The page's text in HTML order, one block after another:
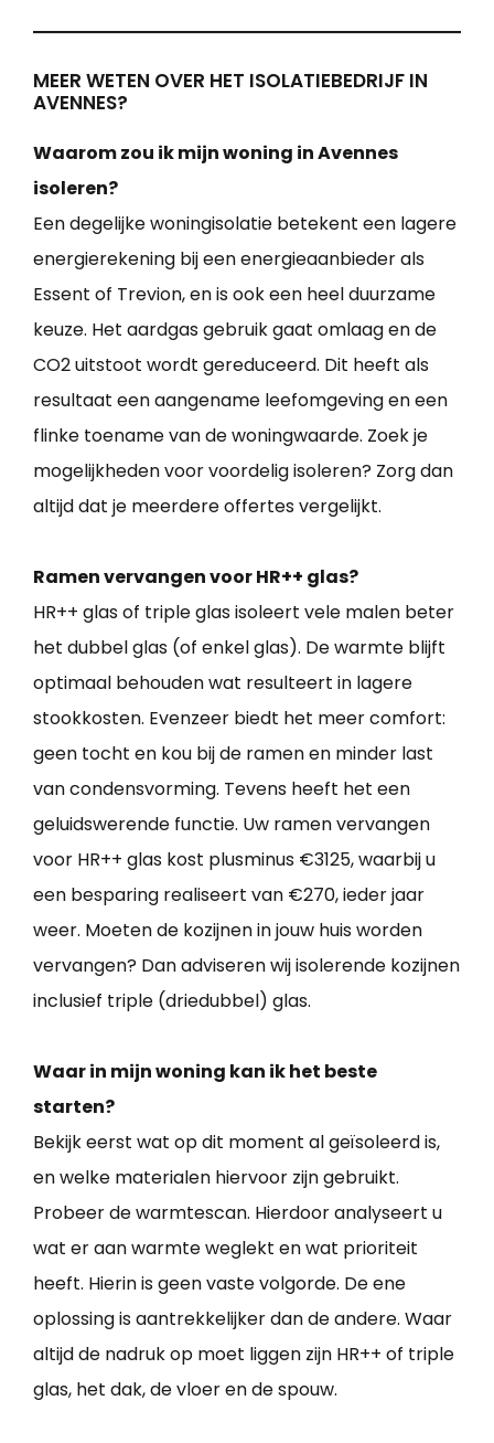
MEER WETEN OVER HET ISOLATIEBEDRIJF IN
AVENNES?
Waarom zou ik mijn woning in Avennes
isoleren?
Een degelijke woningisolatie betekent een lagere
energierekening bij een energieaanbieder als
Essent of Trevion, en is ook een heel duurzame
keuze. Het aardgas gebruik gaat omlaag en de
CO2 uitstoot wordt gereduceerd. Dit heeft als
resultaat een aangename leefomgeving en een
flinke toename van de woningwaarde. Zoek je
mogelijkheden voor voordelig isoleren? Zorg dan
altijd dat je meerdere offertes vergelijkt.
Ramen vervangen voor HR++ glas?
HR++ glas of triple glas isoleert vele malen beter
het dubbel glas (of enkel glas). De warmte blijft
optimaal behouden wat resulteert in lagere
stookkosten. Evenzeer biedt het meer comfort:
geen tocht en kou bij de ramen en minder last
van condensvorming. Tevens heeft het een
geluidswerende functie. Uw ramen vervangen
voor HR++ glas kost plusminus €3125, waarbij u
een besparing realiseert van €270, ieder jaar
weer. Moeten de kozijnen in jouw huis worden
vervangen? Dan adviseren wij isolerende kozijnen
inclusief triple (driedubbel) glas.
Waar in mijn woning kan ik het beste
starten?
Bekijk eerst wat op dit moment al geïsoleerd is,
en welke materialen hiervoor zijn gebruikt.
Probeer de warmtescan. Hierdoor analyseert u
wat er aan warmte weglekt en wat prioriteit
heeft. Hierin is geen vaste volgorde. De ene
oplossing is aantrekkelijker dan de andere. Waar
altijd de nadruk op moet liggen zijn HR++ of triple
glas, het dak, de vloer en de spouw.